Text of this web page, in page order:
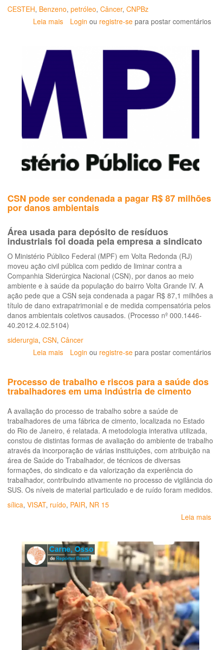
CESTEH, Benzeno, petróleo, Câncer, CNPBz
Leia mais sobre
a
Saúde
dos
Trabalhadores:
pesquisadora
relembra
história
Login ou registre-se para postar comentários
CSN pode ser condenada a pagar R$ 87 milhões
por danos ambientais
Área usada para depósito de resíduos
industriais foi doada pela empresa a sindicato
O Ministério Público Federal (MPF) em Volta Redonda (RJ)
moveu ação civil pública com pedido de liminar contra a
Companhia Siderúrgica Nacional (CSN), por danos ao meio
ambiente e à saúde da população do bairro Volta Grande IV. A
ação pede que a CSN seja condenada a pagar R$ 87,1 milhões a
título de dano extrapatrimonial e de medida compensatória pelos
danos ambientais coletivos causados. (Processo nº 000.1446-
40.2012.4.02.5104)
siderurgia, CSN, Câncer
Leia mais sobre
ser
condenada
pagar
R$
87
milhões
por
danos
ambientais
Login ou registre-se para postar comentários
Processo de trabalho e riscos para a saúde dos
trabalhadores em uma indústria de cimento
A avaliação do processo de trabalho sobre a saúde de
trabalhadores de uma fábrica de cimento, localizada no Estado
do Rio de Janeiro, é relatada. A metodologia interativa utilizada,
constou de distintas formas de avaliação do ambiente de trabalho
através da incorporação de várias instituições, com atribuição na
área de Saúde do Trabalhador, de técnicos de diversas
formações, do sindicato e da valorização da experiência do
trabalhador, contribuindo ativamente no processo de vigilância do
SUS. Os níveis de material particulado e de ruído foram medidos.
sílica, VISAT, ruído, PAIR, NR 15
Leia mais